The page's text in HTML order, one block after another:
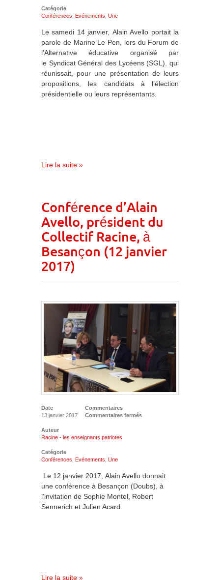
Catégorie
Conférences Evénements Une
Le samedi 14 janvier, Alain Avello portait la
parole de Marine Le Pen, lors du Forum de
l’Alternative éducative organisé par
le Syndicat Général des Lycéens (SGL). qui
réunissait, pour une présentation de leurs
propositions, les candidats à l’élection
présidentielle ou leurs représentants.
Lire la suite »
Conférence d’Alain
Avello, président du
Collectif Racine, à
Besançon (12 janvier
2017)
Date
13 janvier 2017
Commentaires
Commentaires fermés
Auteur
Racine - les enseignants patriotes
Catégorie
Conférences Evénements Une
Le 12 janvier 2017, Alain Avello donnait
une conférence à Besançon (Doubs), à
l’invitation de Sophie Montel, Robert
Sennerich et Julien Acard.
Lire la suite »